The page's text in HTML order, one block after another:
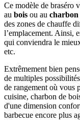
Ce modèle de braséro
au bois ou au charbon
des zones de chauffe
l’emplacement. Ainsi,
qui conviendra le
etc.
Extrêmement bien
de multiples
de rangement où vous
cuisine, charbon de
d'une dimension
barbecue encore plus